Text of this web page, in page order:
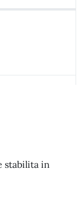
stabilita in